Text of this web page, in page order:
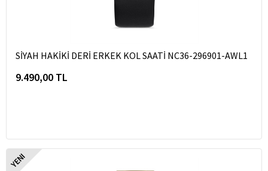
SİYAH HAKİKİ DERİ ERKEK KOL SAATİ NC36-296901-AWL1
9.490,00 TL
YENI